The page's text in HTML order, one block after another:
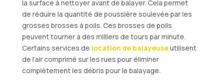
la surface à nettoyer avant de balayer. Cela permet
de réduire la quantité de poussière soulevée par les
grosses brosses à poils. Ces brosses de poils
peuvent tourner à des milliers de tours par minute.
Certains services de location de balayeuseutilisent
de l’air comprimé sur les rues pour éliminer
complètement les débris pour le balayage.